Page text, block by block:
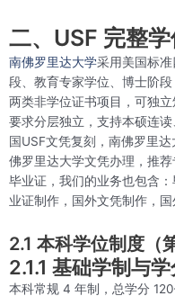
二、USF 完整
南佛罗里达大学采用美国标
段、教育专家学位、博士阶
两类非学位证书项目，可独
要求分层独立，支持本硕连
国USF文凭复刻，南佛罗里
佛罗里达大学文凭办理，推
毕业证，我们的业务也包含
业证制作，国外文凭制作，
2.1 本科学位制度（
2.1.1 基础学制与学
本科常规 4 年制，总学分